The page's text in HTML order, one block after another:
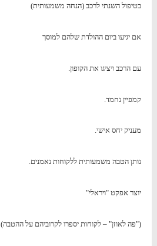
בטיפול השנתי לרכב (הנחה משמעותית)
אם יגיעו ביום ההולדת שלהם למוסך
עם הרכב ויציגו את הקופון.
קמפיין נחמד.
מעניק יחס אישי.
נותן הטבה משמעותית ללקוחות נאמנים.
יוצר אפקט "ויראלי"
("פה לאוזן" – לקוחות יספרו לקרוביהם על ההטבה)